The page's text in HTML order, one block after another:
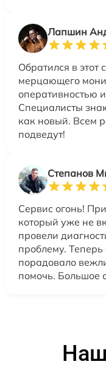
Лапшин
Обратился в этот
мерцающего
оперативностью
Специалисты
как новый. Всем
подведут!
Степанов
Сервис огонь!
который уже не
провели
проблему.
порадовало
помочь. Большое